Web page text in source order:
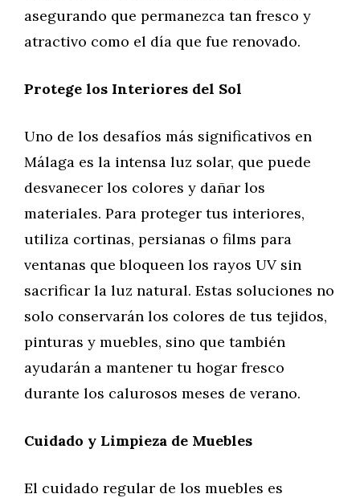
asegurando que permanezca tan fresco y
atractivo como el día que fue renovado.
Protege los Interiores del Sol
Uno de los desafíos más significativos en
Málaga es la intensa luz solar, que puede
desvanecer los colores y dañar los
materiales. Para proteger tus interiores,
utiliza cortinas, persianas o films para
ventanas que bloqueen los rayos UV sin
sacrificar la luz natural. Estas soluciones no
solo conservarán los colores de tus tejidos,
pinturas y muebles, sino que también
ayudarán a mantener tu hogar fresco
durante los calurosos meses de verano.
Cuidado y Limpieza de Muebles
El cuidado regular de los muebles es